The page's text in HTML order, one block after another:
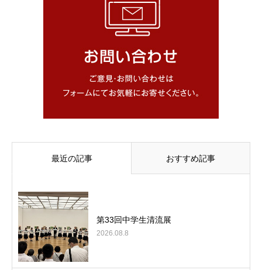
最近の記事 おすすめ記事
第33回中学生清流展
2026.08.8